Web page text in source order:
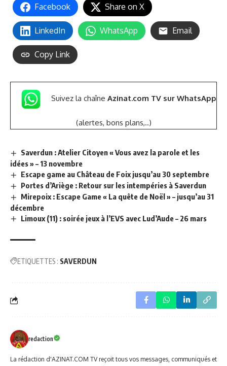
Facebook Share on X
LinkedIn WhatsApp Email
Copy Link
Suivez la chaîne Azinat.com TV sur WhatsApp
(alertes, bons plans,..)
Saverdun : Atelier Citoyen « Vous avez la parole et les
idées » – 13 novembre
Escape game au Château de Foix jusqu’au 30 septembre
Portes d’Ariège : Retour sur les intempéries à Saverdun
Mirepoix : Escape Game « La quête de Noël » – jusqu’au 31
décembre
Limoux (11) : soirée jeux à l’EVS avec Lud’Aude – 26 mars
ETIQUETTES : SAVERDUN
redaction
La rédaction d'AZINAT.COM TV reçoit tous vos messages, communiqués et